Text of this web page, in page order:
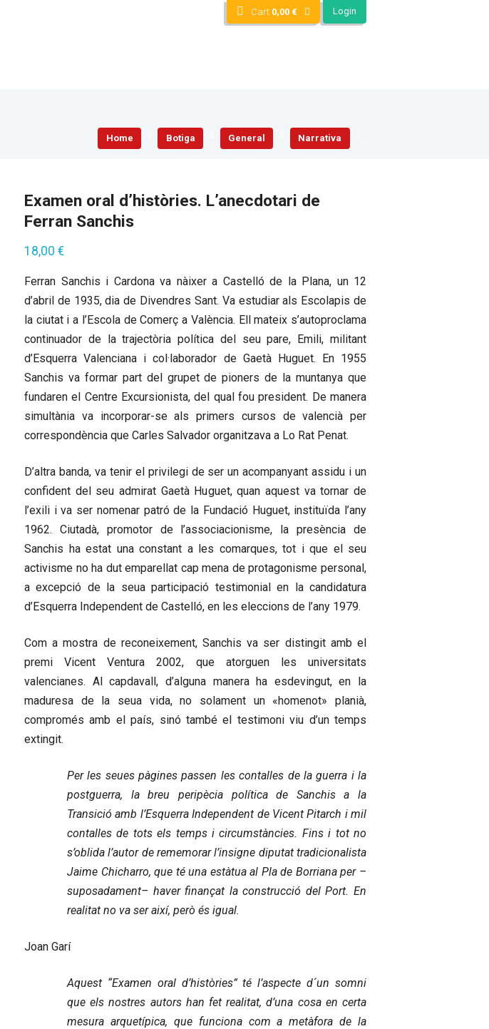
Cart 0,00 € Login
Home Botiga General Narrativa
Examen oral d’històries. L’anecdotari de
Ferran Sanchis
18,00 €
Ferran Sanchis i Cardona va nàixer a Castelló de la Plana, un 12
d’abril de 1935, dia de Divendres Sant. Va estudiar als Escolapis de
la ciutat i a l’Escola de Comerç a València. Ell mateix s’autoproclama
continuador de la trajectòria política del seu pare, Emili, militant
d’Esquerra Valenciana i col·laborador de Gaetà Huguet. En 1955
Sanchis va formar part del grupet de pioners de la muntanya que
fundaren el Centre Excursionista, del qual fou president. De manera
simultània va incorporar-se als primers cursos de valencià per
correspondència que Carles Salvador organitzava a Lo Rat Penat.
D’altra banda, va tenir el privilegi de ser un acompanyant assidu i un
confident del seu admirat Gaetà Huguet, quan aquest va tornar de
l’exili i va ser nomenar patró de la Fundació Huguet, instituïda l’any
1962. Ciutadà, promotor de l’associacionisme, la presència de
Sanchis ha estat una constant a les comarques, tot i que el seu
activisme no ha dut emparellat cap mena de protagonisme personal,
a excepció de la seua participació testimonial en la candidatura
d’Esquerra Independent de Castelló, en les eleccions de l’any 1979.
Com a mostra de reconeixement, Sanchis va ser distingit amb el
premi Vicent Ventura 2002, que atorguen les universitats
valencianes. Al capdavall, d’alguna manera ha esdevingut, en la
maduresa de la seua vida, no solament un «homenot» planià,
compromés amb el país, sinó també el testimoni viu d’un temps
extingit.
Per les seues pàgines passen les contalles de la guerra i la
postguerra, la breu peripècia política de Sanchis a la
Transició amb l’Esquerra Independent de Vicent Pitarch i mil
contalles de tots els temps i circumstàncies. Fins i tot no
s’oblida l’autor de rememorar l’insigne diputat tradicionalista
Jaime Chicharro, que té una estàtua al Pla de Borriana per –
suposadament– haver finançat la construcció del Port. En
realitat no va ser així, però és igual.
Joan Garí
Aquest “Examen oral d’històries” té l’aspecte d´un somni
que els nostres autors han fet realitat, d’una cosa en certa
mesura arquetípica, que funciona com a metàfora de la